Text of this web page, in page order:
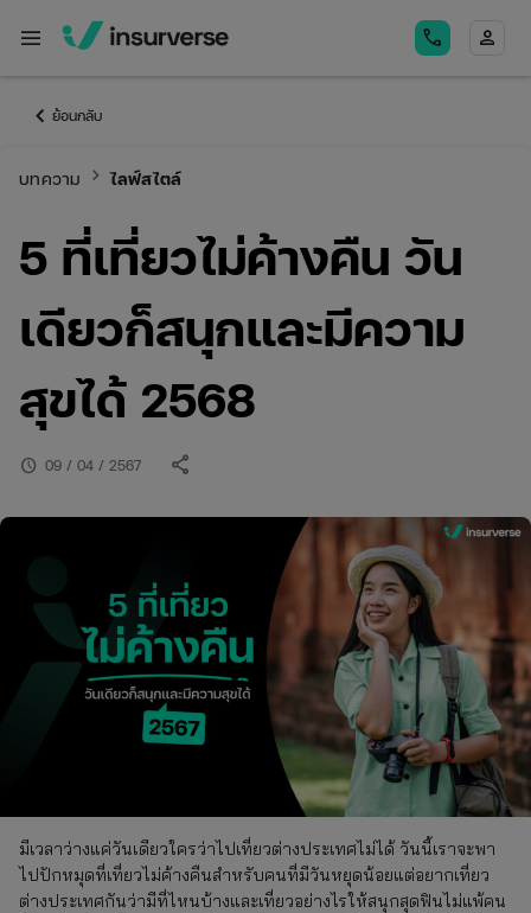
menu call person
keyboard_arrow_left ย้อนกลับ
บทความ keyboard_arrow_right ไลฟ์สไตล์
5 ที่เที่ยวไม่ค้างคืน วัน
เดียวก็สนุกและมีความ
สุขได้ 2568
schedule 09 / 04 / 2567 share
มีเวลาว่างแค่วันเดียวใครว่าไปเที่ยวต่างประเทศไม่ได้ วันนี้เราจะพา
ไปปักหมุดที่เที่ยวไม่ค้างคืนสำหรับคนที่มีวันหยุดน้อยแต่อยากเที่ยว
ต่างประเทศกันว่ามีที่ไหนบ้างและเที่ยวอย่างไรให้สนุกสุดฟินไม่แพ้คน